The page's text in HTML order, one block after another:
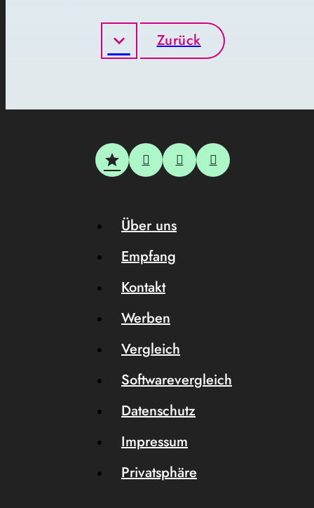
Zurück
Über uns
Empfang
Kontakt
Werben
Vergleich
Softwarevergleich
Datenschutz
Impressum
Privatsphäre